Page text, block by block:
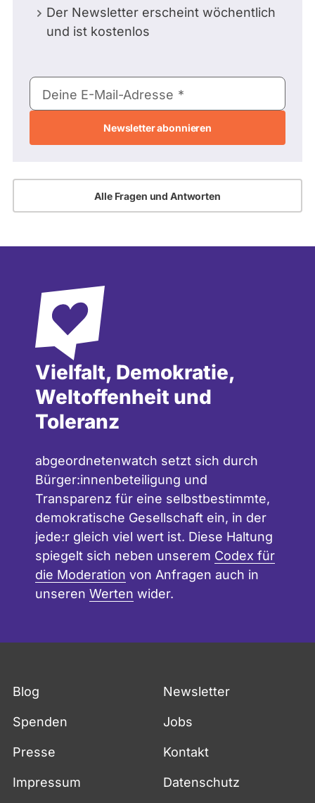
Der Newsletter erscheint wöchentlich
und ist kostenlos
E-
Mail-
Deine E-Mail-Adresse
Alle Fragen und Antworten
Vielfalt, Demokratie,
Weltoffenheit und
Toleranz
abgeordnetenwatch setzt sich durch
Bürger:innenbeteiligung und
Transparenz für eine selbstbestimmte,
demokratische Gesellschaft ein, in der
jede:r gleich viel wert ist. Diese Haltung
spiegelt sich neben unserem Codex für
die Moderation von Anfragen auch in
unseren Werten wider.
Blog Newsletter
Spenden Jobs
Presse Kontakt
Impressum Datenschutz